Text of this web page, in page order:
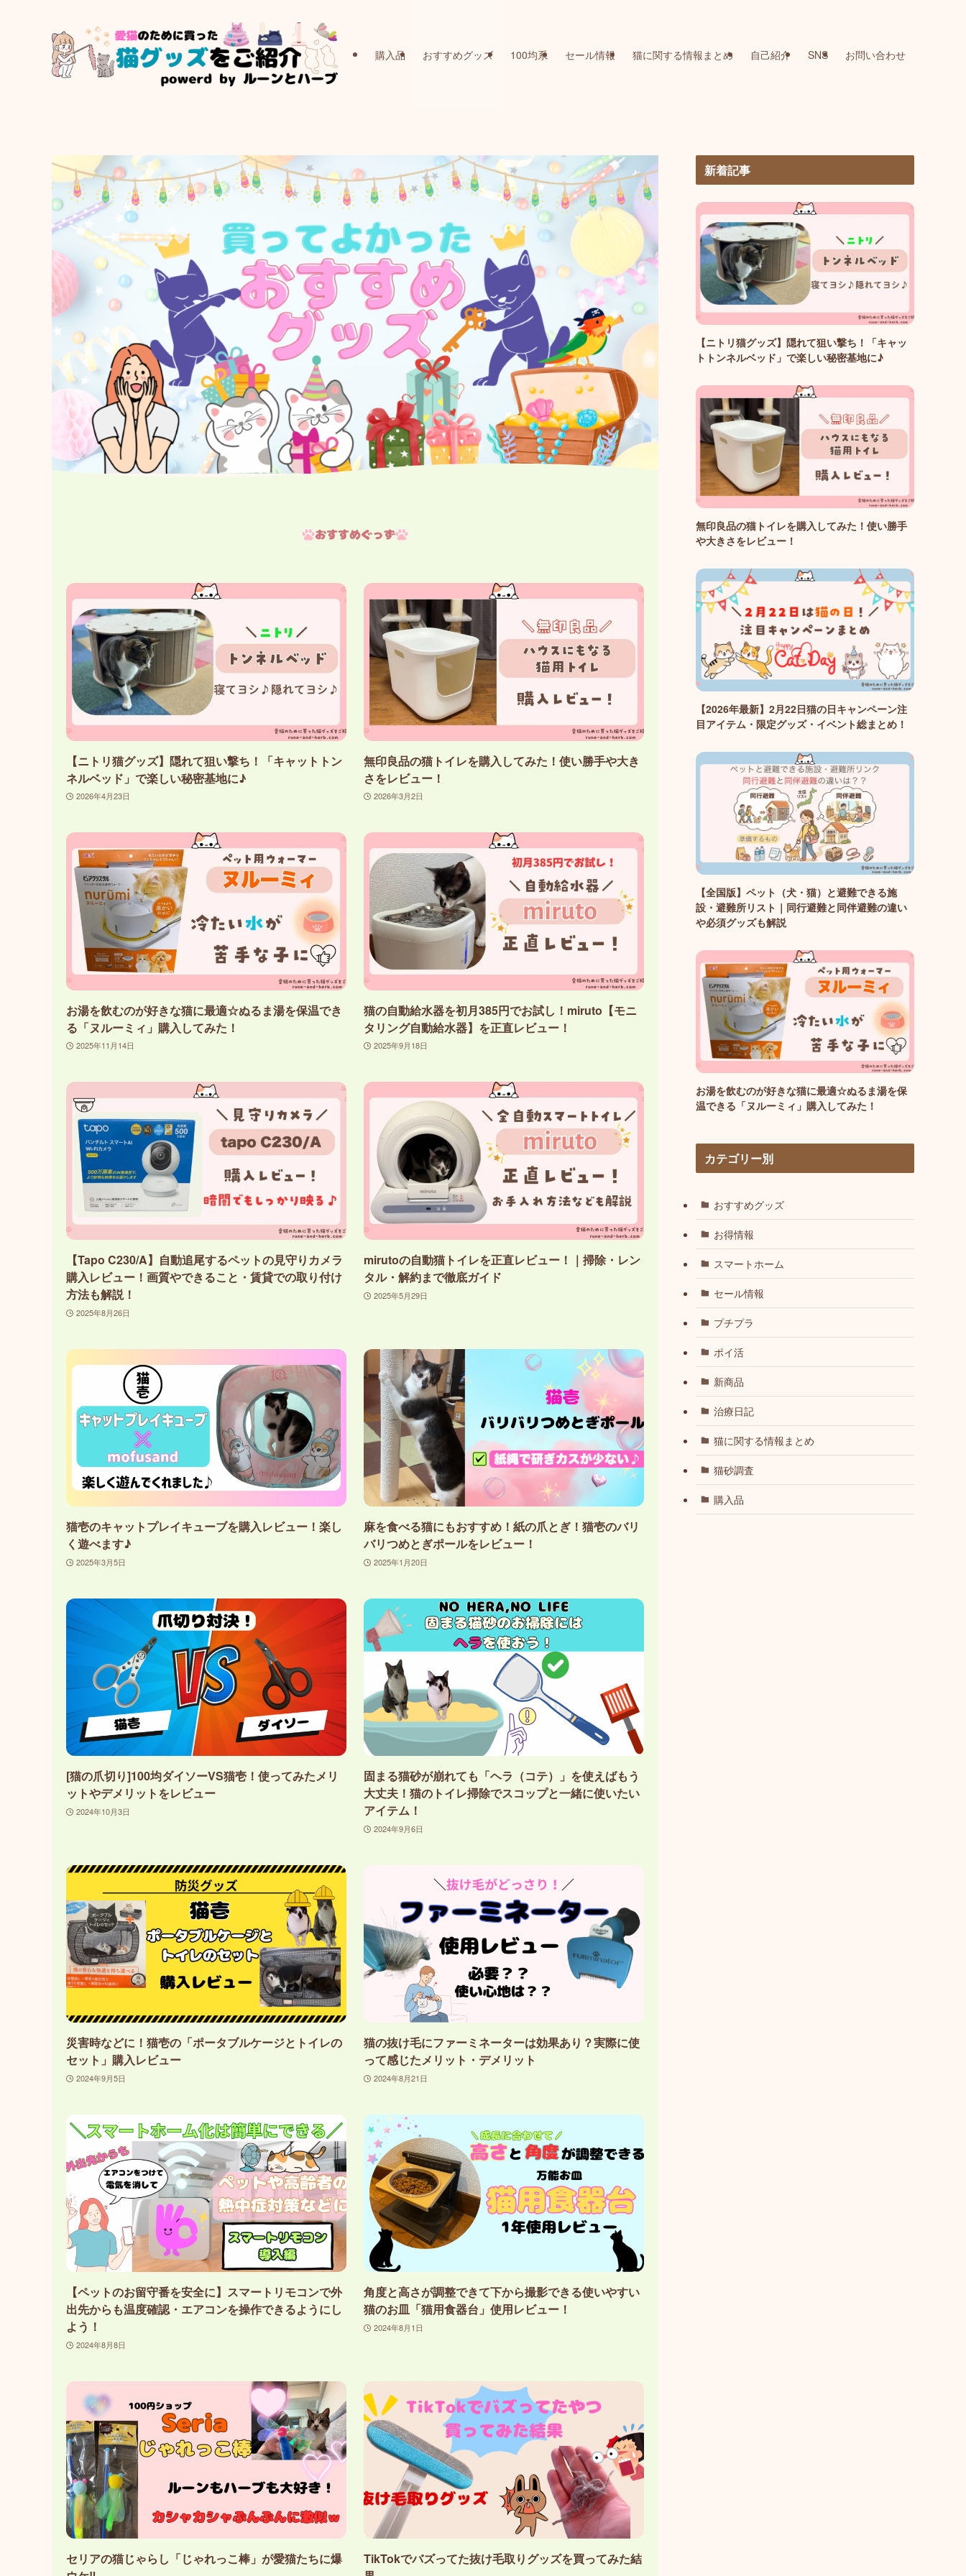
購入品 おすすめグッズ 100均系 セール情報 猫に関する情報まとめ 自己紹介 SNS お問い合わせ
【ニトリ猫グッズ】隠れて狙い撃ち！「キャットトン
ネルベッド」で楽しい秘密基地に♪
2026年4月23日
無印良品の猫トイレを購入してみた！使い勝手や大き
さをレビュー！
2026年3月2日
お湯を飲むのが好きな猫に最適☆ぬるま湯を保温でき
る「ヌルーミィ」購入してみた！
2025年11月14日
猫の自動給水器を初月385円でお試し！miruto【モニ
タリング自動給水器】を正直レビュー！
2025年9月18日
【Tapo C230/A】自動追尾するペットの見守りカメラ
購入レビュー！画質やできること・賃貸での取り付け
方法も解説！
2025年8月26日
mirutoの自動猫トイレを正直レビュー！｜掃除・レン
タル・解約まで徹底ガイド
2025年5月29日
猫壱のキャットプレイキューブを購入レビュー！楽し
く遊べます♪
2025年3月5日
麻を食べる猫にもおすすめ！紙の爪とぎ！猫壱のバリ
バリつめとぎポールをレビュー！
2025年1月20日
[猫の爪切り]100均ダイソーVS猫壱！使ってみたメリ
ットやデメリットをレビュー
2024年10月3日
固まる猫砂が崩れても「ヘラ（コテ）」を使えばもう
大丈夫！猫のトイレ掃除でスコップと一緒に使いたい
アイテム！
2024年9月6日
災害時などに！猫壱の「ポータブルケージとトイレの
セット」購入レビュー
2024年9月5日
猫の抜け毛にファーミネーターは効果あり？実際に使
って感じたメリット・デメリット
2024年8月21日
【ペットのお留守番を安全に】スマートリモコンで外
出先からも温度確認・エアコンを操作できるようにし
よう！
2024年8月8日
角度と高さが調整できて下から撮影できる使いやすい
猫のお皿「猫用食器台」使用レビュー！
2024年8月1日
セリアの猫じゃらし「じゃれっこ棒」が愛猫たちに爆
TikTokでバズってた抜け毛取りグッズを買ってみた結
新着記事
【ニトリ猫グッズ】隠れて狙い撃ち！「キャッ
トトンネルベッド」で楽しい秘密基地に♪
無印良品の猫トイレを購入してみた！使い勝手
や大きさをレビュー！
【2026年最新】2月22日猫の日キャンペーン注
目アイテム・限定グッズ・イベント総まとめ！
【全国版】ペット（犬・猫）と避難できる施
設・避難所リスト｜同行避難と同伴避難の違い
や必須グッズも解説
お湯を飲むのが好きな猫に最適☆ぬるま湯を保
温できる「ヌルーミィ」購入してみた！
カテゴリー別
おすすめグッズ
お得情報
スマートホーム
セール情報
プチプラ
ポイ活
新商品
治療日記
猫に関する情報まとめ
猫砂調査
購入品